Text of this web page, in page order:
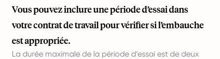
Vous pouvez inclure une période d’essai dans
votre contrat de travail pour vérifier si l’embauche
est appropriée.
La durée maximale de la période d’essai est de deux